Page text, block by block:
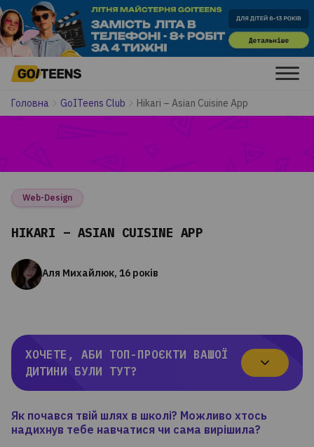
Головна GoITeens Club Hikari – Asian Cuisine App
Web-Design
HIKARI – ASIAN CUISINE APP
Аля Михайлюк, 16 років
ХОЧЕТЕ, АБИ ТОП-ПРОЄКТИ ВАШОЇ
ДИТИНИ БУЛИ ТУТ?
Як почався твій шлях в школі? Можливо хтось
надихнув тебе навчатися чи сама вирішила?